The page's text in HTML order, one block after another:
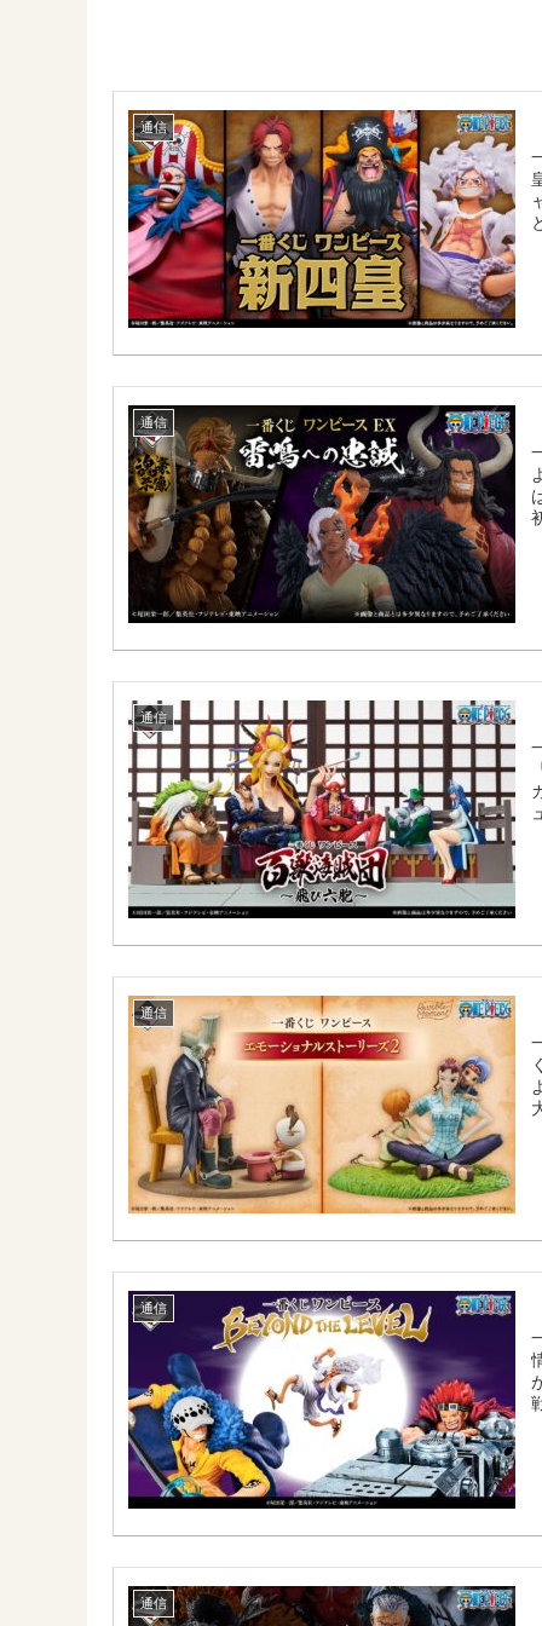
通信
通信
通信
通信
通信
通信